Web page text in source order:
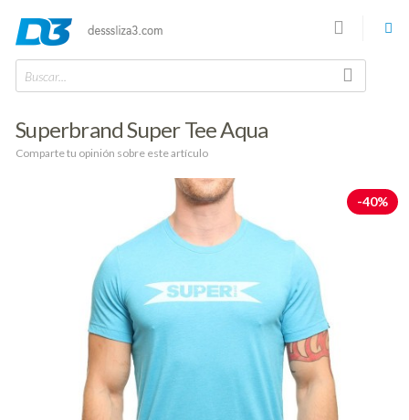
Buscar...
Superbrand Super Tee Aqua
Comparte tu opinión sobre este artículo
-40%